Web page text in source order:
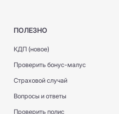
ПОЛЕЗНО
КДП (новое)
Проверить бонус-малус
Страховой случай
Вопросы и ответы
Проверить полис